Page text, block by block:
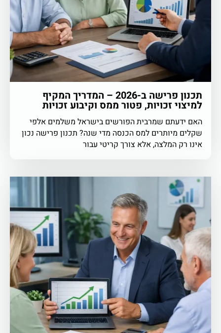
תכנון פרישה ב-2026 – המדריך המקיף
למיצוי זכויות, פטור ממס וקיבוע זכויות
האם ידעתם שמרבית הפורשים בישראל משלמים אלפי
שקלים מיותרים למס הכנסה מדי שנה? תכנון פרישה נכון
אינו רק המלצה, אלא צורך קריטי עבור